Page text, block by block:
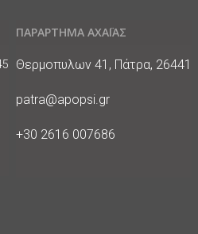
ΠΑΡΑΡΤΗΜΑ ΑΧΑΪΑΣ
Διεύθυνση
Θερμοπυλων 41, Πάτρα, 26441
E-
patra@apopsi.gr
Phone
+30 2616 007686